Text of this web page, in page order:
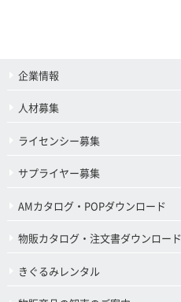
企業情報
人材募集
ライセンシー募集
サプライヤー募集
AMカタログ・POPダウンロード
物販カタログ・注文書ダウンロード
きぐるみレンタル